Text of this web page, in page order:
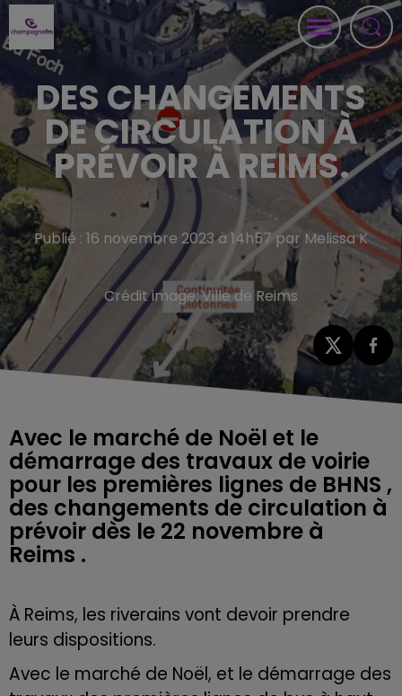
DES CHANGEMENTS
DE CIRCULATION À
PRÉVOIR À REIMS.
Publié : 16 novembre 2023 à 14h57 par Melissa K
Crédit image:Ville de Reims
Avec le marché de Noël et le
démarrage des travaux de voirie
pour les premières lignes de BHNS ,
des changements de circulation à
prévoir dès le 22 novembre à
À Reims, les riverains vont devoir prendre
leurs dispositions.
Avec le marché de Noël, et le démarrage des